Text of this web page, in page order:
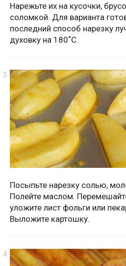
Нарежьте их на кусочки,
соломкой. Для варианта
последний способ нарезку
духовку на 180˚С.
Посыпьте нарезку солью,
Полейте маслом.
уложите лист фольги или
Выложите картошку.